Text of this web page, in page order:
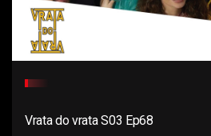
Vrata do vrata S03 Ep68